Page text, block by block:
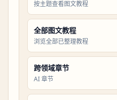
按主题查看图文教程
全部图文教程
浏览全部已整理教程
跨领域章节
AI 章节